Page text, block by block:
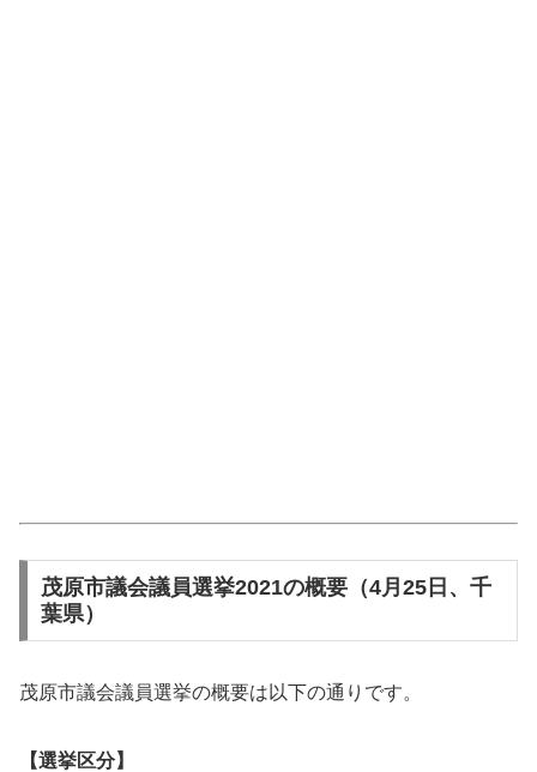
茂原市議会議員選挙2021の概要（4月25日、千
葉県）
茂原市議会議員選挙の概要は以下の通りです。
【選挙区分】